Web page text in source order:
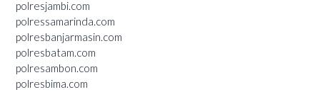
polresjambi.com
polressamarinda.com
polresbanjarmasin.com
polresbatam.com
polresambon.com
polresbima.com